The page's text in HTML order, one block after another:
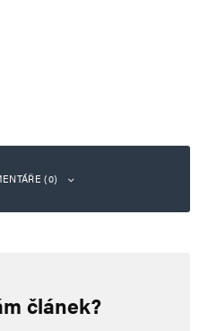
(0)
Vyžadované informace jsou
článek?